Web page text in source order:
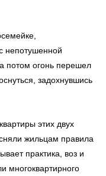
непотушенной
потом огонь перешел
задохнувшись
этих двух
жильцам правила
практика, воз и
многоквартирного